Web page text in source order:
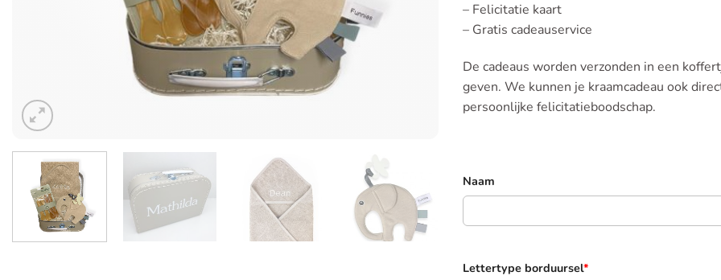
– Felicitatie kaart
– Gratis cadeauservice
De cadeaus worden verzonden in een
geven. We kunnen je kraamcadeau ook
persoonlijke felicitatieboodschap.
Naam
Lettertype borduursel*